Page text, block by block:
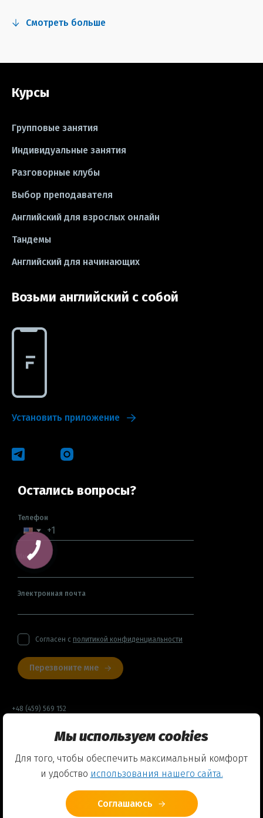
#grammar #writing #упражнения
#песни
#школа #игры
#CV #резюме
#idioms #эссе
Смотреть больше
Курсы
Групповые занятия
Индивидуальные занятия
Разговорные клубы
Выбор преподавателя
Английский для взрослых онлайн
Тандемы
Английский для начинающих
Возьми английский с собой
Установить приложение
Остались вопросы?
Телефон
Имя
Электронная почта
Согласен с политикой конфиденциальности
Перезвоните мне
+48 (459) 569 152
Договор оферты
Политика конфиденциальности
Мы используем cookies
Для того, чтобы обеспечить максимальный комфорт
и удобство использования нашего сайта.
Соглашаюсь